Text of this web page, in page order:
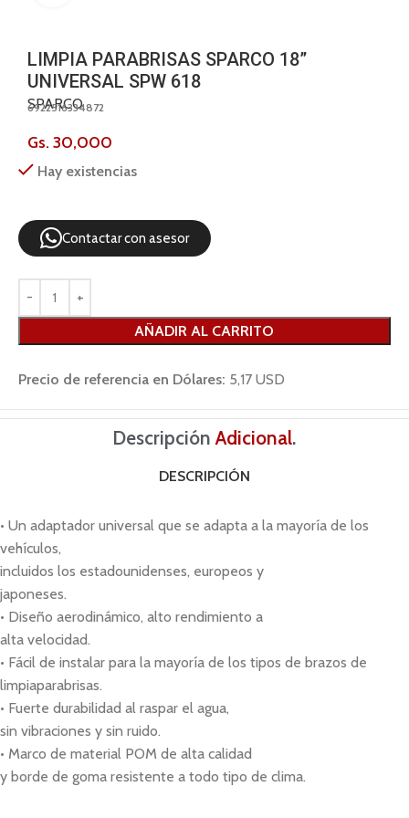
LIMPIA PARABRISAS SPARCO 18”
UNIVERSAL SPW 618
SPARCO
6922516334872
Gs. 30,000
Hay existencias
Contactar con asesor
AÑADIR AL CARRITO
Precio de referencia en Dólares: 5,17 USD
DescripciónAdicional.
DESCRIPCIÓN
• Un adaptador universal que se adapta a la mayoría de los
vehículos,
incluidos los estadounidenses, europeos y
japoneses.
• Diseño aerodinámico, alto rendimiento a
alta velocidad.
• Fácil de instalar para la mayoría de los tipos de brazos de
limpiaparabrisas.
• Fuerte durabilidad al raspar el agua,
sin vibraciones y sin ruido.
• Marco de material POM de alta calidad
y borde de goma resistente a todo tipo de clima.